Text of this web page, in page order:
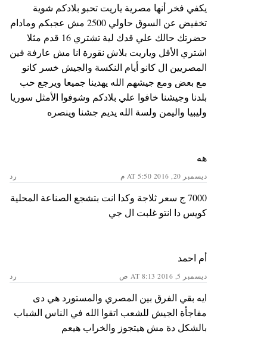
يكفي فخر أنها مصرية ياريت تحبو بلادكم شوية
تخفيض عن السوق حاولي 2500 مش عجبكم ومادام
حضرتك حالك علي قدك لية تشتري 16 قدم مثلا
اشتري الأقل وياريت بلاش نقورة انا مش عارفة فين
المصريين ال كانو أيام النكسة والجيش خسر كانو
مع بعض ومع جيشهم الله يهدينا جميعا ويرجع حب
بلدنا وجيشنا خافوا علي بلادكم وشوفوا الأمثل سوريا
وليبيا واليمن ولسة الله يديم جشنا وينصره
هه
ديسمبر 20, 2016 AT 5:50 م رد
7000 ج سعر ثلاجة وكدا انت بتشجع الصناعة المحلية
كويس دا انتو غلبت ال جي
أم احمد
ديسمبر 5, 2016 AT 8:13 ص رد
ايه بقي الفرق بين المصري والمستورد هي دى
مفاجأة الجيش للشعب اتقوا الله في الناس الشباب
بالشكل دة مش هيتجوز والخراب هيعم